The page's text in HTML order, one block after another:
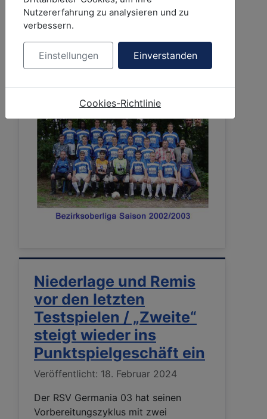
Details
Veröffentlicht: 23. Februar 2024
Vizemeister Bezirksoberliga Darmstadt
& Aufstieg in die Landesliga Süd 2003
Niederlage und Remis
vor den letzten
Testspielen / „Zweite“
steigt wieder ins
Punktspielgeschäft ein
Details
Veröffentlicht: 18. Februar 2024
Der RSV Germania 03 hat seinen
Vorbereitungszyklus mit zwei
Nutzererfahrung zu analysieren und zu
verbessern.
Einstellungen Einverstanden
Cookies-Richtlinie